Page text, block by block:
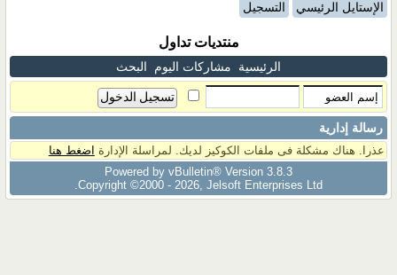
الإستايل الرئيسي التسجيل
منتديات تداول
الرئيسية مشاركات اليوم البحث
رسالة إدارية
عذرا. هناك مشكلة فى ملفات الكوكيز لديك. لمراسلة الإدارة اضغط هنا
Powered by vBulletin® Version 3.8.3
Copyright ©2000 - 2026, Jelsoft Enterprises Ltd.